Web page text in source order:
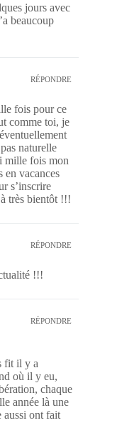
jours avec
beaucoup
RÉPONDRE
fois pour ce
comme toi, je
naturelle
mille fois mon
en vacances
s’inscrire
très bientôt !!!
RÉPONDRE
!!!
RÉPONDRE
fit il y a
où il y eu,
chaque
année là une
aussi ont fait